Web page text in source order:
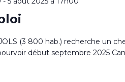
(3 800 hab.) recherche un
début septembre 2025